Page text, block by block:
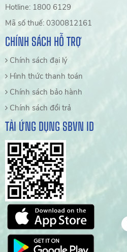
Hotline: 1800 6129
Mã số thuế: 0300812161
CHÍNH SÁCH HỖ TRỢ
Chính sách đại lý
Hình thức thanh toán
Chính sách bảo hành
Chính sách đổi trả
TẢI ỨNG DỤNG SBVN ID